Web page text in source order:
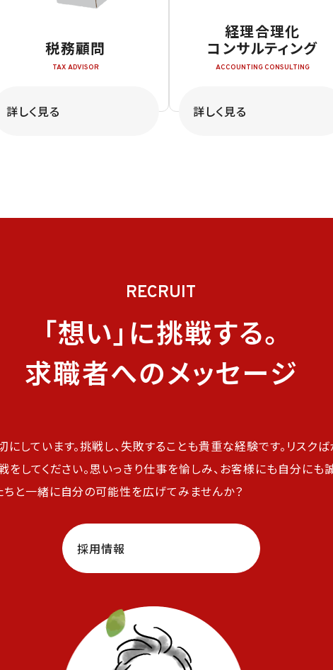
税務顧問
詳しく見る
経理合理化
コンサルティング
詳しく見る
RECRUIT
「想い」に挑戦する。
求職者へのメッセージ
しています。挑戦し、失敗することも貴重な経験です。リスク
をしてください。思いっきり仕事を愉しみ、お客様にも自分に
と一緒に自分の可能性を広げてみませんか？
採用情報